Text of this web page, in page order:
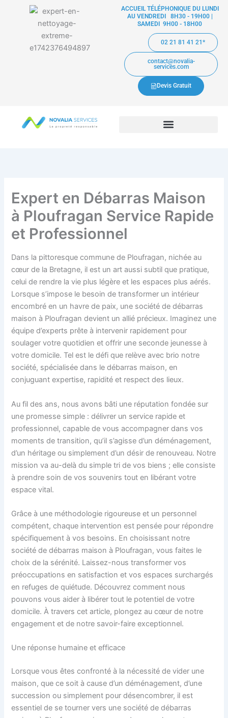
ACCUEIL TÉLÉPHONIQUE DU LUNDI
AU VENDREDI 8H30 - 19H00 |
SAMEDI 9H00 - 18H00
02 21 81 41 21*
contact@novalia-
services.com
Devis Gratuit
Expert en Débarras Maison
à Ploufragan Service Rapide
et Professionnel
Dans la pittoresque commune de Ploufragan, nichée au
cœur de la Bretagne, il est un art aussi subtil que pratique,
celui de rendre la vie plus légère et les espaces plus aérés.
Lorsque s’impose le besoin de transformer un intérieur
encombré en un havre de paix, une société de débarras
maison à Ploufragan devient un allié précieux. Imaginez une
équipe d’experts prête à intervenir rapidement pour
soulager votre quotidien et offrir une seconde jeunesse à
votre domicile. Tel est le défi que relève avec brio notre
société, spécialisée dans le débarras maison, en
conjuguant expertise, rapidité et respect des lieux.
Au fil des ans, nous avons bâti une réputation fondée sur
une promesse simple : délivrer un service rapide et
professionnel, capable de vous accompagner dans vos
moments de transition, qu’il s’agisse d’un déménagement,
d’un héritage ou simplement d’un désir de renouveau. Notre
mission va au-delà du simple tri de vos biens ; elle consiste
à prendre soin de vos souvenirs tout en libérant votre
espace vital.
Grâce à une méthodologie rigoureuse et un personnel
compétent, chaque intervention est pensée pour répondre
spécifiquement à vos besoins. En choisissant notre
société de débarras maison à Ploufragan, vous faites le
choix de la sérénité. Laissez-nous transformer vos
préoccupations en satisfaction et vos espaces surchargés
en refuges de quiétude. Découvrez comment nous
pouvons vous aider à libérer tout le potentiel de votre
domicile. À travers cet article, plongez au cœur de notre
engagement et de notre savoir-faire exceptionnel.
Une réponse humaine et efficace
Lorsque vous êtes confronté à la nécessité de vider une
maison, que ce soit à cause d’un déménagement, d’une
succession ou simplement pour désencombrer, il est
essentiel de se tourner vers une société de débarras